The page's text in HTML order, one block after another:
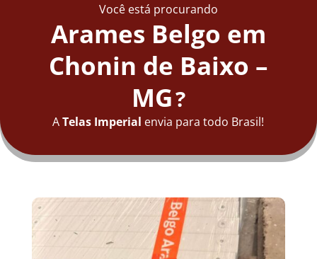
Você está procurando
Arames Belgo em
Chonin de Baixo –
MG?
ATelas Imperial envia para todo Brasil!